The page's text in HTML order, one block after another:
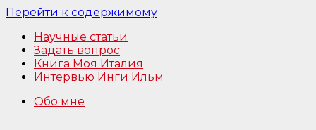
Перейти к содержимому
Научные статьи
Задать вопрос
Книга Моя Италия
Интервью Инги Ильм
Обо мне